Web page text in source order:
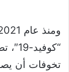
تخوفات أن